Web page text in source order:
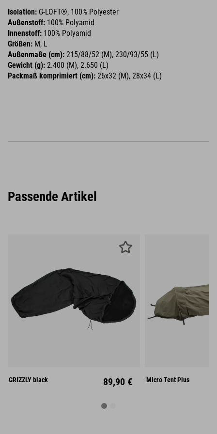
Isolation: G-LOFT®, 100% Polyester
Außenstoff: 100% Polyamid
Innenstoff: 100% Polyamid
Größen: M, L
Außenmaße (cm): 215/88/52 (M), 230/93/55 (L)
Gewicht (g): 2.400 (M), 2.650 (L)
Packmaß komprimiert (cm): 26x32 (M), 28x34 (L)
Passende Artikel
GRIZZLY black 89,90 € Micro Tent Plus